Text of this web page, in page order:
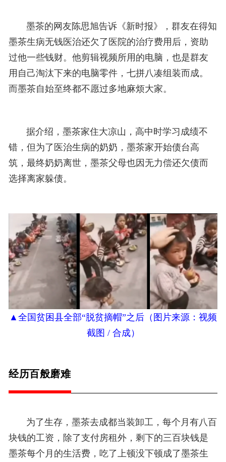
墨茶的网友陈思旭告诉《新时报》，群友在得知
墨茶生病无钱医治还欠了医院的治疗费用后，资助
过他一些钱财。他剪辑视频所用的电脑，也是群友
用自己淘汰下来的电脑零件，七拼八凑组装而成。
而墨茶自始至终都不愿过多地麻烦大家。
据介绍，墨茶家住大凉山，高中时学习成绩不
错，但为了医治生病的奶奶，墨茶家开始债台高
筑，最终奶奶离世，墨茶父母也因无力偿还欠债而
选择离家躲债。
▲ 全国贫困县全部“脱贫摘帽”之后（ 图片来源：视频
截图 / 合成）
经历百般磨难
为了生存，墨茶去成都当装卸工，每个月有八百
块钱的工资，除了支付房租外，剩下的三百块钱是
墨茶每个月的生活费，吃了上顿没下顿成了墨茶生